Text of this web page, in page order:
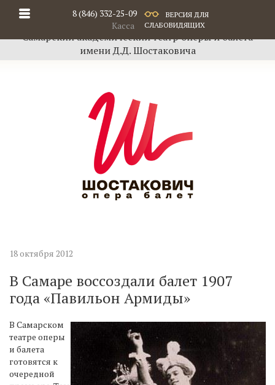
8 (846) 332-25-09
Касса
ВЕРСИЯ ДЛЯ
СЛАБОВИДЯЩИХ
Самарский академический театр оперы и балета
имени Д.Д. Шостаковича
18 октября 2012
В Самаре воссоздали балет 1907
года «Павильон Армиды»
В Самарском
театре оперы
и балета
готовятся к
очередной